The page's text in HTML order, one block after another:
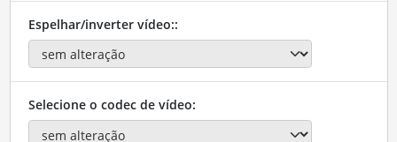
Espelhar/inverter vídeo::
Selecione o codec de vídeo: